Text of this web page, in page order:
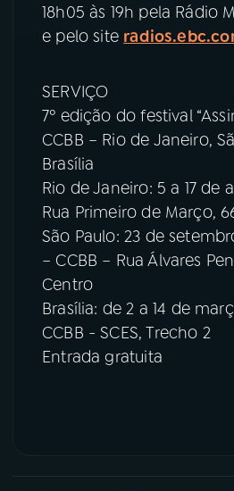
18h05 às 19h pela Rádio
e pelo site
SERVIÇO
7º edição do festival
CCBB – Rio de Janeiro,
Brasília
Rio de Janeiro: 5 a 17 de
Rua Primeiro de Março,
São Paulo: 23 de
– CCBB – Rua Álvares
Centro
Brasília: de 2 a 14 de
CCBB - SCES, Trecho 2
Entrada gratuita